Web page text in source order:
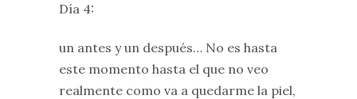
Día 4:
un antes y un después… No es hasta
este momento hasta el que no veo
realmente como va a quedarme la piel,